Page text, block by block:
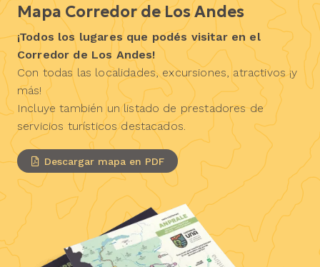
Mapa Corredor de Los Andes
¡Todos los lugares que podés visitar en el
Corredor de Los Andes!
Con todas las localidades, excursiones, atractivos ¡y
más!
Incluye también un listado de prestadores de
servicios turísticos destacados.
Descargar mapa en PDF